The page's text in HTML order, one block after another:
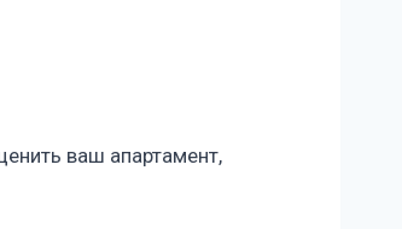
ваш апартамент,